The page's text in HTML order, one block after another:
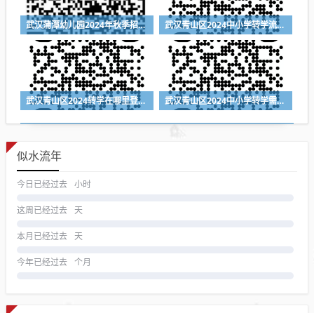
武汉蒲潭幼儿园2024年秋季招生公告（附报名时间+报名入口） 武汉青山区2024中小学转学流程（登记入口+时间+材料）
武汉青山区2024转学在哪里登记（登记入口+登记时间+所需材料） 武汉青山区2024中小学转学需要什么材料
似水流年
今日已经过去 小时
这周已经过去 天
本月已经过去 天
今年已经过去 个月